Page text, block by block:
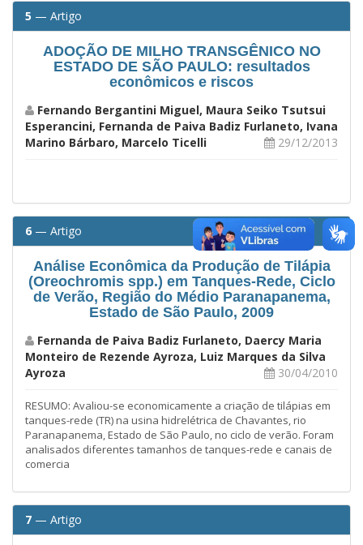
5 — Artigo
ADOÇÃO DE MILHO TRANSGÊNICO NO
ESTADO DE SÃO PAULO: resultados
econômicos e riscos
Fernando Bergantini Miguel, Maura Seiko Tsutsui
Esperancini, Fernanda de Paiva Badiz Furlaneto, Ivana
Marino Bárbaro, Marcelo Ticelli
29/12/2013
6 — Artigo
Análise Econômica da Produção de Tilápia
(Oreochromis spp.) em Tanques-Rede, Ciclo
de Verão, Região do Médio Paranapanema,
Estado de São Paulo, 2009
Fernanda de Paiva Badiz Furlaneto, Daercy Maria
Monteiro de Rezende Ayroza, Luiz Marques da Silva
Ayroza
30/04/2010
RESUMO: Avaliou-se economicamente a criação de tilápias em
tanques-rede (TR) na usina hidrelétrica de Chavantes, rio
Paranapanema, Estado de São Paulo, no ciclo de verão. Foram
analisados diferentes tamanhos de tanques-rede e canais de
comercia
7 — Artigo